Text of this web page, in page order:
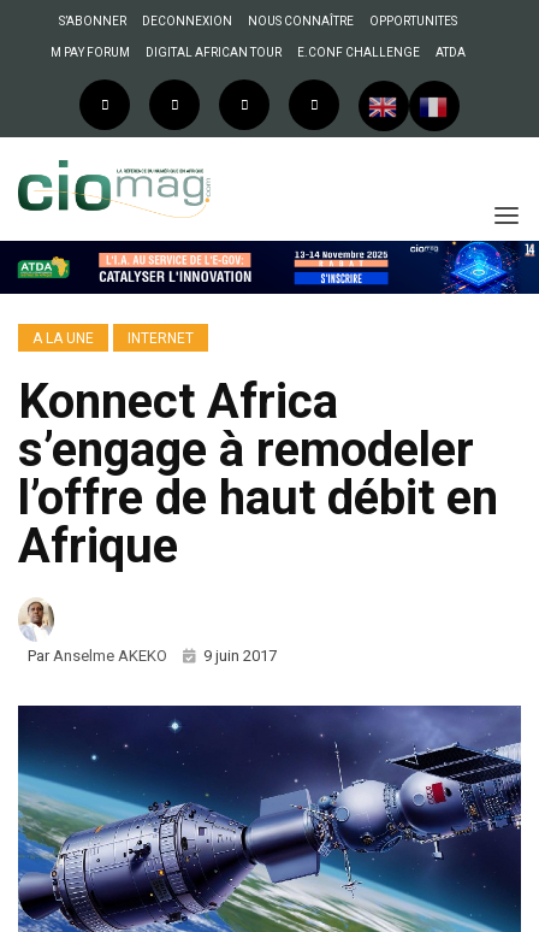
S’ABONNER DECONNEXION NOUS CONNAÎTRE OPPORTUNITES
M PAY FORUM DIGITAL AFRICAN TOUR E.CONF CHALLENGE ATDA
A LA UNE INTERNET
Konnect Africa
s’engage à remodeler
l’offre de haut débit en
Afrique
ParAnselme AKEKO 9 juin 2017